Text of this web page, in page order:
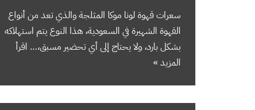
سعرات قهوة لونا موكا المثلجة والذي تعد من أنواع
القهوة الشهيرة في السعودية، هذا النوع يتم استهلاكه
بشكل بارد، ولا يحتاج إلى أي تحضير مسبق،… اقرأ
المزيد »